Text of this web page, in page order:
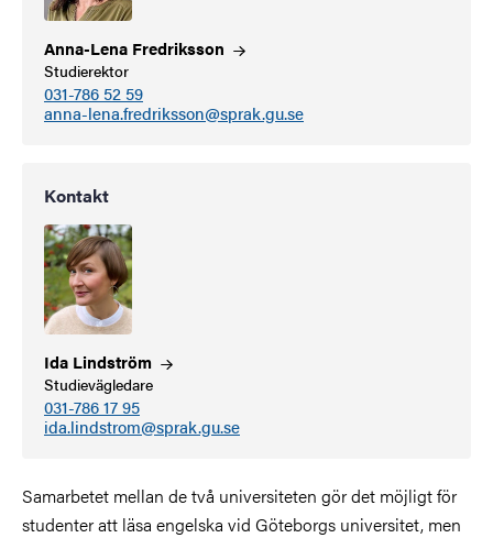
Anna-Lena Fredriksson
Studierektor
031-786 52 59
anna-lena.fredriksson@sprak.gu.se
Kontakt
Ida Lindström
Studievägledare
031-786 17 95
ida.lindstrom@sprak.gu.se
Samarbetet mellan de två universiteten gör det möjligt för
studenter att läsa engelska vid Göteborgs universitet, men